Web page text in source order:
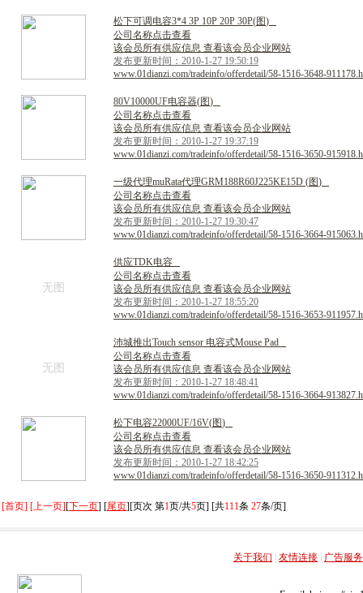
松下可调 电容3*4 3P 10P 20P 30P(图)
公司名称点击查看
该会员所有供应信息 查看该会员企业网站
发布更新时间：2010-1-27 19:50:19
www.01dianzi.com/tradeinfo/offerdetail/58-1516-3648-
80V10000UF电容器(图)
公司名称点击查看
该会员所有供应信息 查看该会员企业网站
发布更新时间：2010-1-27 19:37:19
www.01dianzi.com/tradeinfo/offerdetail/58-1516-3650-
一级代理muRata代理GRM188R60J225KE15D (图)
公司名称点击查看
该会员所有供应信息 查看该会员企业网站
发布更新时间：2010-1-27 19:30:47
www.01dianzi.com/tradeinfo/offerdetail/58-1516-3664-
无图
供应TDK电容
公司名称点击查看
该会员所有供应信息 查看该会员企业网站
发布更新时间：2010-1-27 18:55:20
www.01dianzi.com/tradeinfo/offerdetail/58-1516-3653-
无图
沛城推出Touch sensor 电容式Mouse Pad
公司名称点击查看
该会员所有供应信息 查看该会员企业网站
发布更新时间：2010-1-27 18:48:41
www.01dianzi.com/tradeinfo/offerdetail/58-1516-3664-
松下电容22000UF/16V(图)
公司名称点击查看
该会员所有供应信息 查看该会员企业网站
发布更新时间：2010-1-27 18:42:25
www.01dianzi.com/tradeinfo/offerdetail/58-1516-3650-
[首页] [上一页][下一页] [尾页][页次 第1页/共5页] [共111条 27条/页]
关于我们 友情连接 广告服务